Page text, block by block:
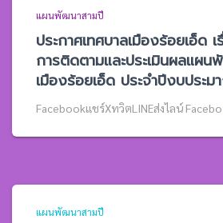
แผนพัฒนาสามปี
ประกาศเทศบาลเมืองร้อยเอ็ด
การติดตามและประเมินผลแผน
เมืองร้อยเอ็ด ประจำปีงบประ
Facebookแชร์XทวิตLINEส่งไลน์ Facebo
แผนพัฒนาสามปี